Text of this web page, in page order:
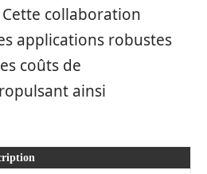
collaboration
applications robustes
coûts de
ainsi